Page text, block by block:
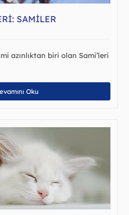
SAMILER
azınlıktan biri olan Sami’leri
Oku